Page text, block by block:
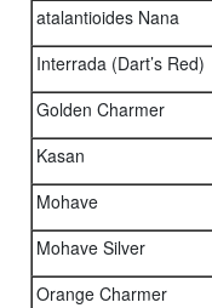
atalantioides Nana
Interrada (Dart’s Red)
Golden Charmer
Kasan
Mohave
Mohave Silver
Orange Charmer